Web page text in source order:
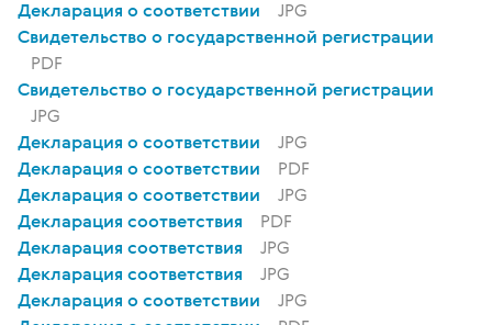
Декларация о соответствии
JPG
Свидетельство о государственной регистрации
PDF
Свидетельство о государственной регистрации
JPG
Декларация о соответствии
JPG
Декларация о соответствии
PDF
Декларация о соответствии
JPG
Декларация соответствия
PDF
Декларация соответствия
JPG
Декларация соответствия
JPG
Декларация о соответствии
JPG